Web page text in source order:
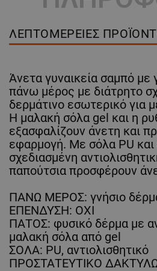
ΛΕΠΤΟΜΈΡΕΙΕΣ
Άνετα γυναικεία σαμπό με
πάνω μέρος με διάτρητο
δερμάτινο εσωτερικό για
Η μαλακή σόλα gel και η
εξασφαλίζουν άνετη και
εφαρμογή. Με σόλα PU και
σχεδιασμένη
παπούτσια προσφέρουν
ΠΑΝΩ ΜΕΡΟΣ: γνήσιο
ΕΠΕΝΔΥΣΗ: ΟΧΙ
ΠΑΤΟΣ: φυσικό δέρμα με
μαλακή σόλα από gel
ΣΟΛΑ: PU, αντιολισθητικό
ΠΡΟΣΤΑΤΕΥΤΙΚΟ